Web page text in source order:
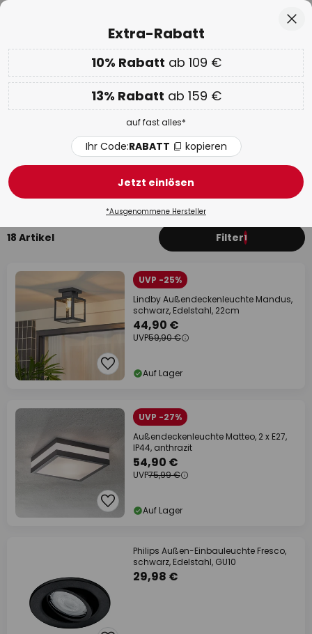
Nur
02D 13H 22M 34S
EXTRA 10% ab 109 € & 13% ab 159 €auf fast alles
Code:RABATT kopieren
WOW Week:Bis zu -70%
Deckenleuchten Außen Edelstahl
Aufbau-Deckenleuchten Einbaustrahler
18 Artikel Filter1
UVP -25%
Lindby Außendeckenleuchte Mandus,
schwarz, Edelstahl, 22cm
44,90 €
UVP59,90 €
Auf Lager
UVP -27%
Außendeckenleuchte Matteo, 2 x E27,
IP44, anthrazit
54,90 €
UVP75,99 €
Auf Lager
Philips Außen-Einbauleuchte Fresco,
schwarz, Edelstahl, GU10
29,98 €
Extra-Rabatt
10% Rabatt ab 109 €
13% Rabatt ab 159 €
auf fast alles*
Ihr Code:RABATT kopieren
Jetzt einlösen
*Ausgenommene Hersteller